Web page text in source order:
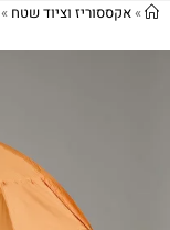
»אקססוריז וציוד שטח »